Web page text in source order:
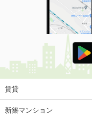
賃貸
新築マンション